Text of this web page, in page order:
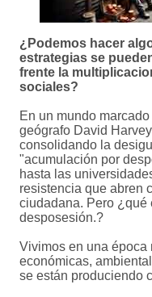
¿Podemos hacer
estrategias se
frente la
sociales?
En un mundo
geógrafo David
consolidando la
"acumulación por
hasta las
resistencia que abren
ciudadana. Pero ¿qué
desposesión.?
Vivimos en una época
económicas,
se están produciendo